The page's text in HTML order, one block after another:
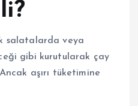
salatalarda veya
gibi kurutularak çay
aşırı tüketimine